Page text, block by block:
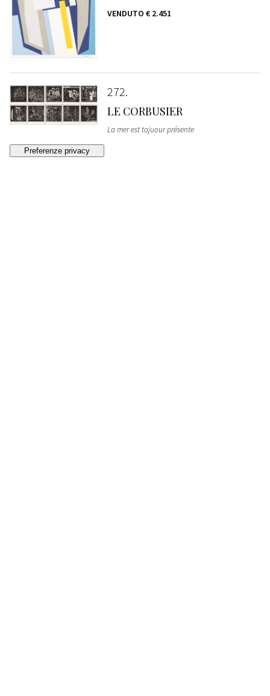
VENDUTO € 2.451
272
LE CORBUSIER
La mer est tojuour présente